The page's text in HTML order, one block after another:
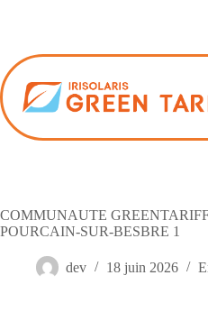
COMMUNAUTE
POURCAIN-SUR-BESBRE 1
dev 18 juin 2026